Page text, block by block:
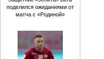
поделился ожиданиями от
матча с «Родиной»